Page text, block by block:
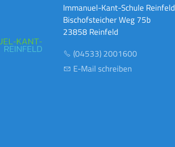
Immanuel-Kant-Schule Reinfeld
Bischofsteicher Weg 75b
23858 Reinfeld
(04533) 2001600
E-Mail schreiben